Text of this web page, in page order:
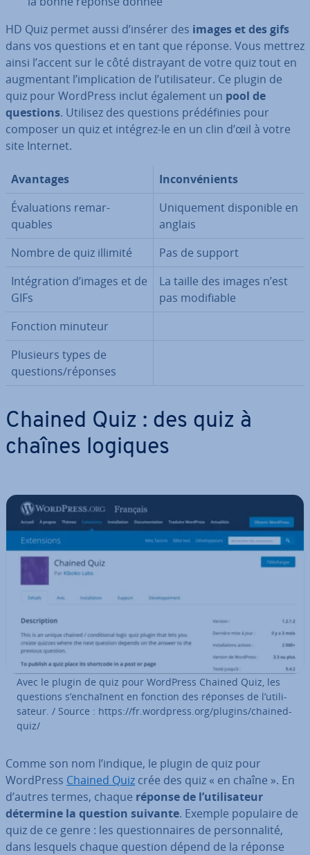
HD Quiz permet aussi d’insérer des images et des gifs
dans vos questions et en tant que réponse. Vous mettrez
ainsi l’accent sur le côté dis­trayant de votre quiz tout en
aug­men­tant l’im­pli­ca­tion de l’uti­li­sa­teur. Ce plugin de
quiz pour WordPress inclut également un pool de
questions. Utilisez des questions pré­dé­fi­nies pour
composer un quiz et intégrez-le en un clin d’œil à votre
site Internet.
Avantages
In­con­vé­nients
Éva­lua­tions re­mar­
quables
Uni­que­ment dis­po­nible en
anglais
Nombre de quiz illimité
Pas de support
In­té­gra­tion d’images et de
GIFs
La taille des images n’est
pas mo­di­fiable
Fonction minuteur
Plusieurs types de
questions/réponses
Chained Quiz : des quiz à
chaînes logiques
Avec le plugin de quiz pour WordPress Chained Quiz, les
questions s’en­chaî­nent en fonction des réponses de l’uti­li­
sa­teur. / Source : https://fr.wordpress.org/plugins/chained-
quiz/
Comme son nom l’indique, le plugin de quiz pour
WordPress Chained Quiz crée des quiz « en chaîne ». En
d’autres termes, chaque réponse de l’uti­li­sa­teur
détermine la question suivante. Exemple populaire de
quiz de ce genre : les ques­tion­naires de per­son­na­lité,
dans lesquels chaque question dépend de la réponse